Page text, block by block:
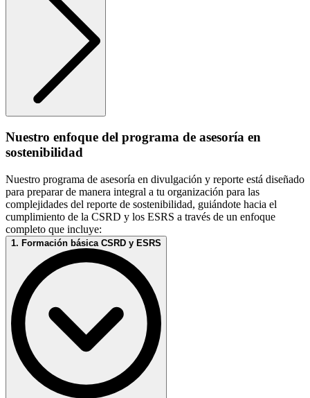
Nuestro enfoque del programa de asesoría en
sostenibilidad
Nuestro programa de asesoría en divulgación y reporte está diseñado
para preparar de manera integral a tu organización para las
complejidades del reporte de sostenibilidad, guiándote hacia el
cumplimiento de la CSRD y los ESRS a través de un enfoque
completo que incluye:
1. Formación básica CSRD y ESRS